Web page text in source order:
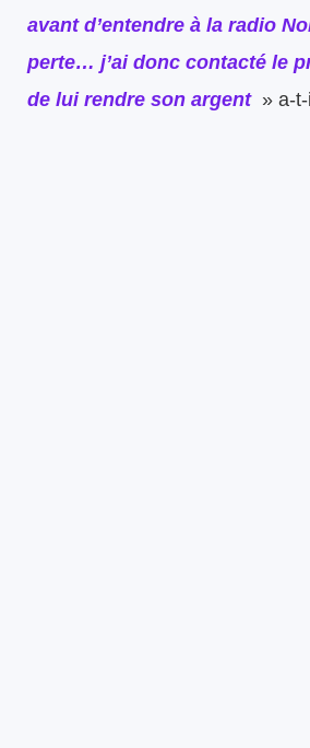
avant d’entendre à la radio
perte… j’ai donc contacté le
de lui rendre son argent » a-